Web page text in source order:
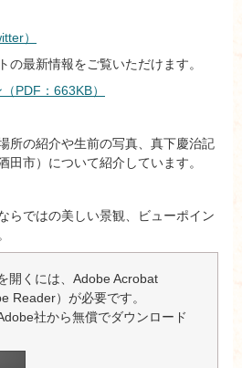
）
の最新情報をご覧いただけます。
PDF：663KB）
所の紹介や生前の写真、真下慶治記
田市）について紹介しています。
らではの美しい景観、ビューポイン
開くには、Adobe Acrobat
Reader）が必要です。
社から無償でダウンロード